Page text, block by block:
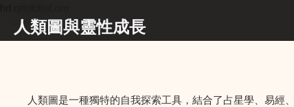
人類圖與靈性成長
人類圖是一種獨特的自我探索工具，結合了占星學、易經